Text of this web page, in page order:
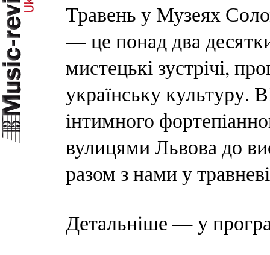
Травень у Музеях
— це понад два
мистецькі зустрічі,
українську культуру.
інтимного
вулицями Львова до
разом з нами у
Детальніше — у